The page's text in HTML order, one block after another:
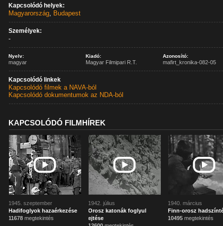
Kapcsolódó helyek:
Magyarország, Budapest
Személyek:
-
Nyelv:
magyar
Kiadó:
Magyar Filmipari R.T.
Azonosító:
mafirt_kronika-082-05
Kapcsolódó linkek
Kapcsolódó filmek a NAVA-ból
Kapcsolódó dokumentumok az NDA-ból
KAPCSOLÓDÓ FILMHÍREK
1945. szeptember
Hadifoglyok hazaérkezése
11678 megtekintés
1942. július
Orosz katonák foglyul
ejtése
1940. március
Finn-orosz
10495 megtekintés